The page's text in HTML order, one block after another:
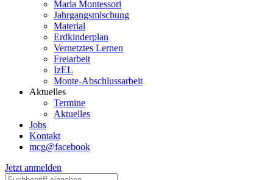
Maria Montessori
Jahrgangsmischung
Material
Erdkinderplan
Vernetztes Lernen
Freiarbeit
IzEL
Monte-Abschlussarbeit
Aktuelles
Termine
Aktuelles
Jobs
Kontakt
mcg@facebook
Jetzt anmelden